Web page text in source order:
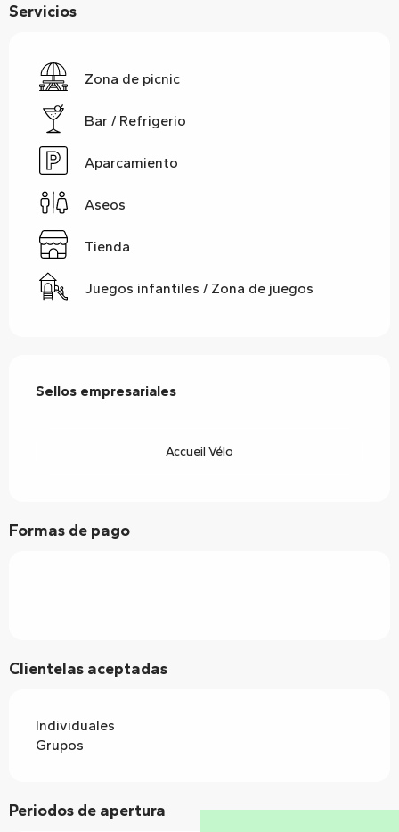
Servicios
Zona de picnic
Bar / Refrigerio
Aparcamiento
Aseos
Tienda
Juegos infantiles / Zona de juegos
Sellos empresariales
Sellos empresariales
Accueil Vélo
Formas de pago
Clientelas aceptadas
Individuales
Grupos
Periodos de apertura